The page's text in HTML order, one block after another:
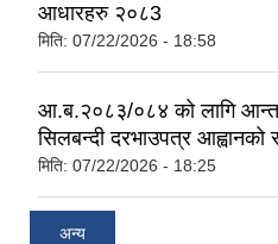
आधारहरु २०८3
मिति: 07/22/2026 - 18:58
आ.ब.२०८३/०८४ को लागि
सिलबन्दी दरभाउपत्र आह्वानको
मिति: 07/22/2026 - 18:25
अन्य